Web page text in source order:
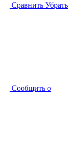
Cравнить Убрать
Cообщить о